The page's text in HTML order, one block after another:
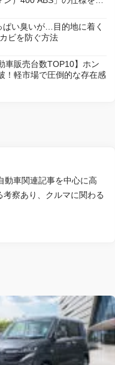
ぱい臭いが…目的地に着く
ビを防ぐ方法
車販売台数TOP10】ホン
！軽市場で圧倒的な存在感
動車関連記事を中心に高
察あり、クルマに関わる